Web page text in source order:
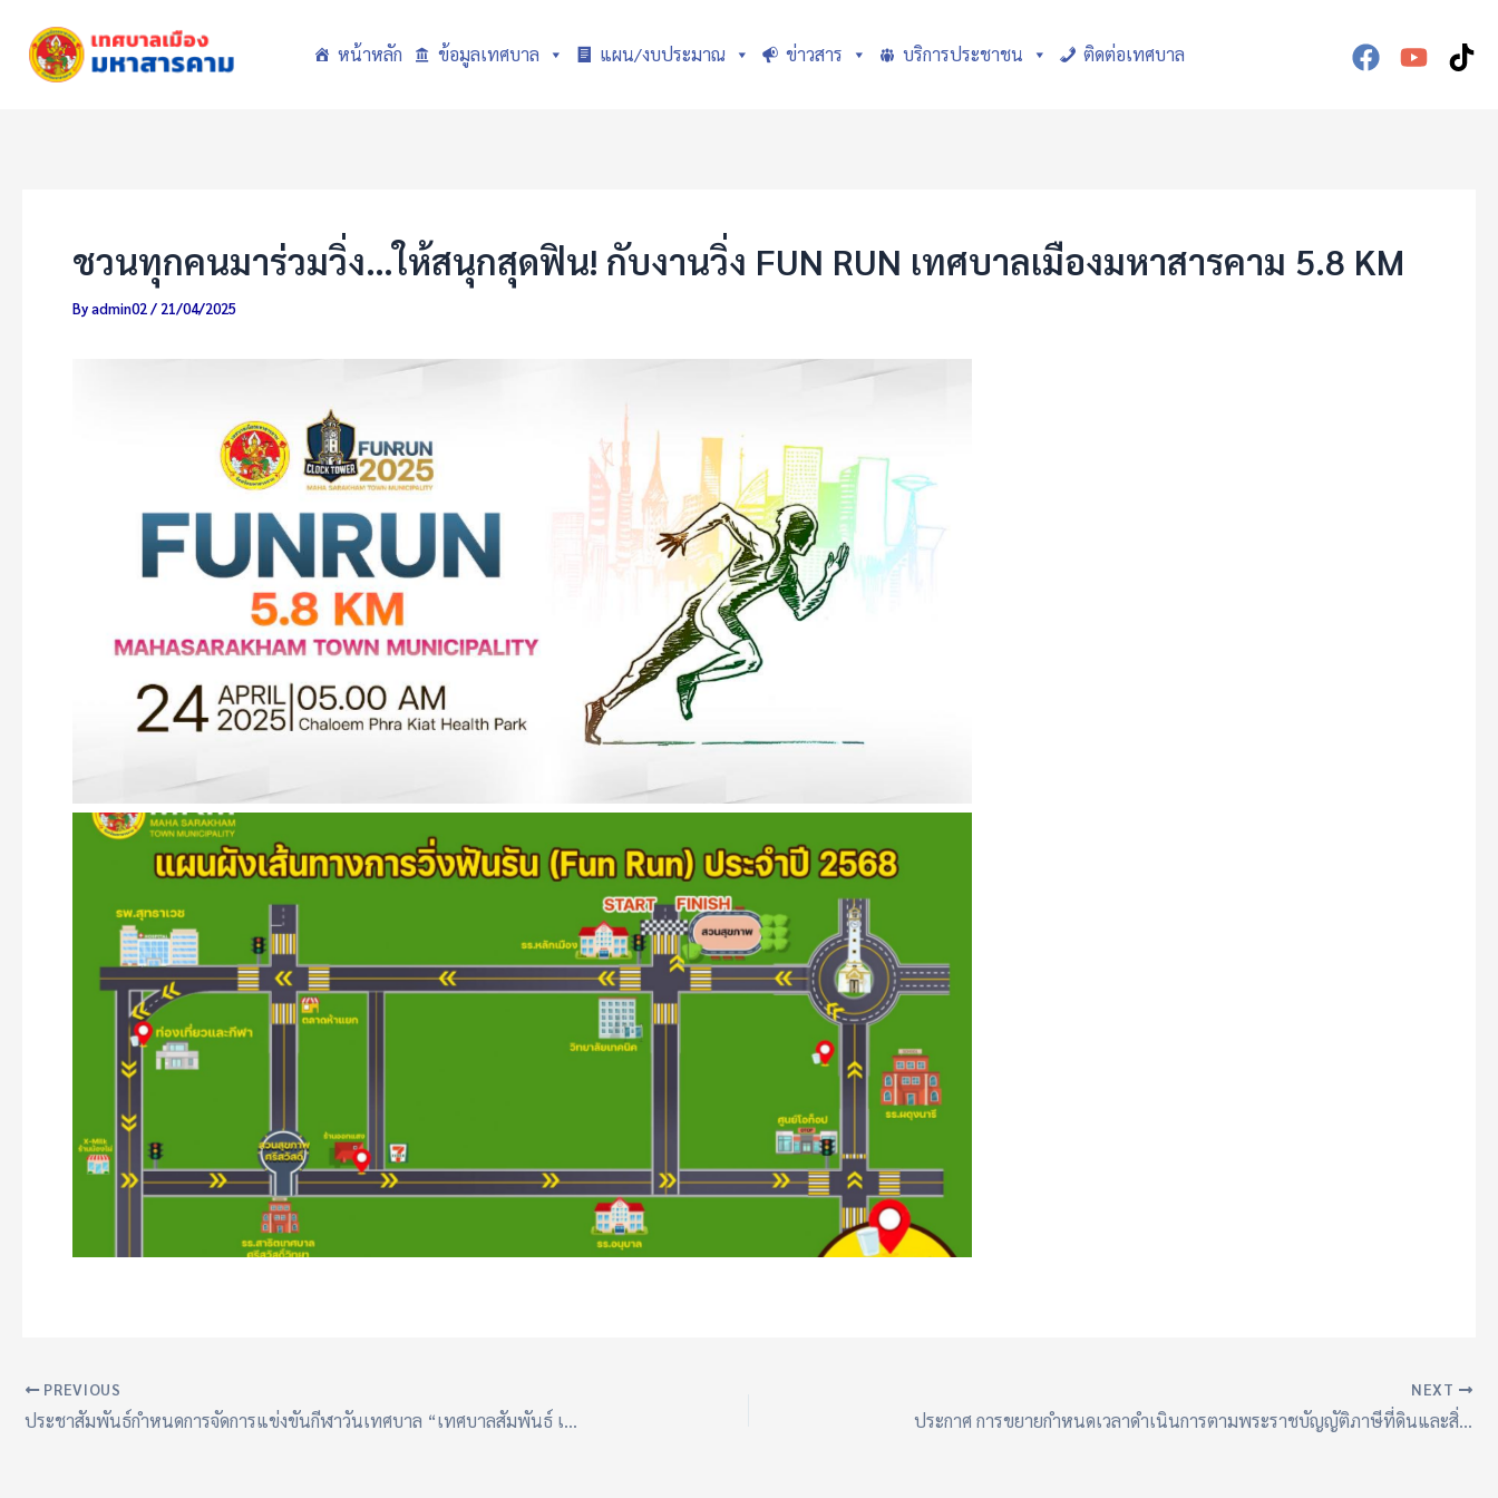
content
หน้าหลัก ข้อมูลเทศบาล แผน/งบประมาณ ข่าวสาร บริการประชาชน ติดต่อเทศบาล
ชวนทุกคนมาร่วมวิ่ง…ให้สนุกสุดฟิน! กับงานวิ่ง FUN RUN เทศบาลเมืองมหาสารคาม 5.8 KM
Byadmin02/ 21/04/2025
PREVIOUS
ประชาสัมพันธ์กำหนดการจัดการแข่งขันกีฬาวันเทศบาล “เทศบาลสัมพันธ์ เนื่องในวันเทศบาล ประจำปี 2568”
NEXT
ประกาศ การขยายกำหนดเวลาดำเนินการตามพระราชบัญญัติภาษีที่ดินและสิ่งปลูกสร้าง พ.ศ. 2562 ประจำปี 2568